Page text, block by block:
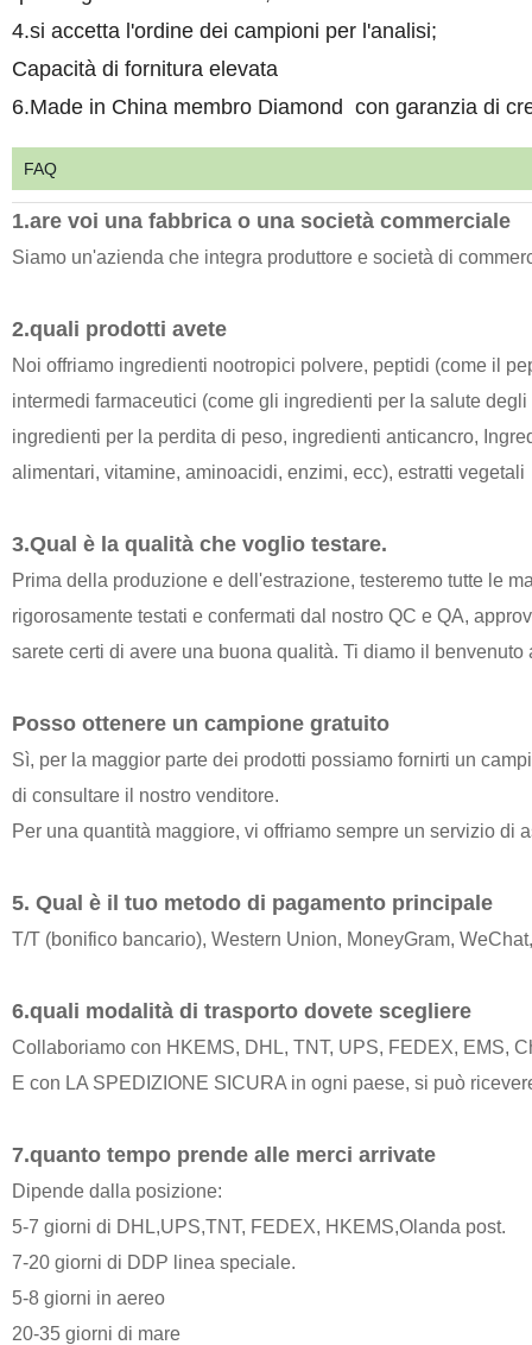
4.si accetta l'ordine dei campioni per l'analisi;
Capacità di fornitura elevata
6.Made in China membro Diamond con garanzia di
FAQ
1.are voi una fabbrica o una società commerciale
Siamo un'azienda che integra produttore e società di
2.quali prodotti avete
Noi offriamo ingredienti nootropici polvere, peptidi (come il
intermedi farmaceutici (come gli ingredienti per la salute
ingredienti per la perdita di peso, ingredienti anticancro,
alimentari, vitamine, aminoacidi, enzimi, ecc), estratti vegetali
3.Qual è la qualità che voglio testare.
Prima della produzione e dell'estrazione, testeremo tutte le
rigorosamente testati e confermati dal nostro QC e QA,
sarete certi di avere una buona qualità. Ti diamo il
Posso ottenere un campione gratuito
Sì, per la maggior parte dei prodotti possiamo fornirti un
di consultare il nostro venditore.
Per una quantità maggiore, vi offriamo sempre un servizio di
5. Qual è il tuo metodo di pagamento principale
T/T (bonifico bancario), Western Union, MoneyGram,
6.quali modalità di trasporto dovete scegliere
Collaboriamo con HKEMS, DHL, TNT, UPS, FEDEX, EMS,
E con LA SPEDIZIONE SICURA in ogni paese, si può
7.quanto tempo prende alle merci arrivate
Dipende dalla posizione:
5-7 giorni di DHL,UPS,TNT, FEDEX, HKEMS,Olanda post.
7-20 giorni di DDP linea speciale.
5-8 giorni in aereo
20-35 giorni di mare